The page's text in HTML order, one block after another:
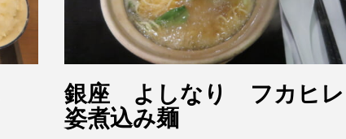
銀座 よしなり フカヒレ
姿煮込み麺